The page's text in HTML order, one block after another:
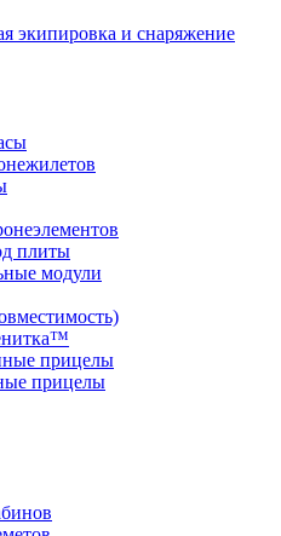
экипировка и снаряжение
плиты
модули
прицелы
прицелы